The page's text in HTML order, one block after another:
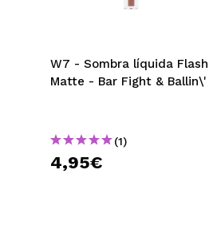
W7 - Sombra líquida Flash
Matte - Bar Fight & Ballin\'
(1)
4,95€